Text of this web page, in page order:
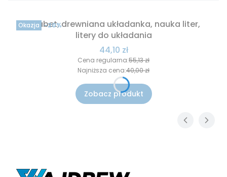
Okazja
Alfabet, drewniana układanka, nauka liter,
litery do układania
Cena promocyjna
44,10 zł
Cena regularna:55,13 zł
-20%
Najniższa cena:40,00 zł
Zobacz produkt